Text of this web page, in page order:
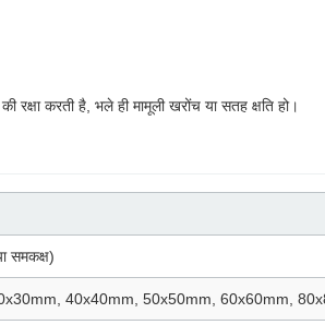
करती है, भले ही मामूली खरोंच या सतह क्षति हो।
समकक्ष)
40x40mm, 50x50mm, 60x60mm,